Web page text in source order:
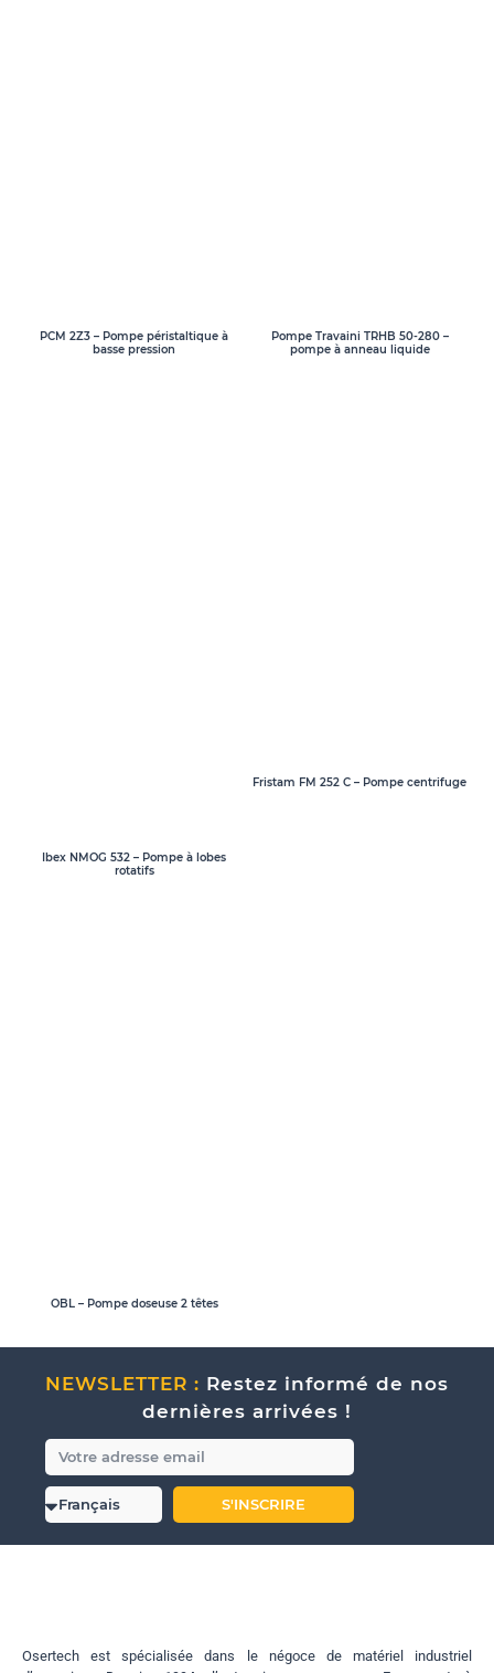
PCM 2Z3 – Pompe péristaltique à
basse pression
Pompe Travaini TRHB 50-280 –
pompe à anneau liquide
Ibex NMOG 532 – Pompe à lobes
rotatifs
Fristam FM 252 C – Pompe centrifuge
OBL – Pompe doseuse 2 têtes
NEWSLETTER : Restez informé de nos
dernières arrivées !
S'INSCRIRE
Osertech est spécialisée dans le négoce de matériel industriel